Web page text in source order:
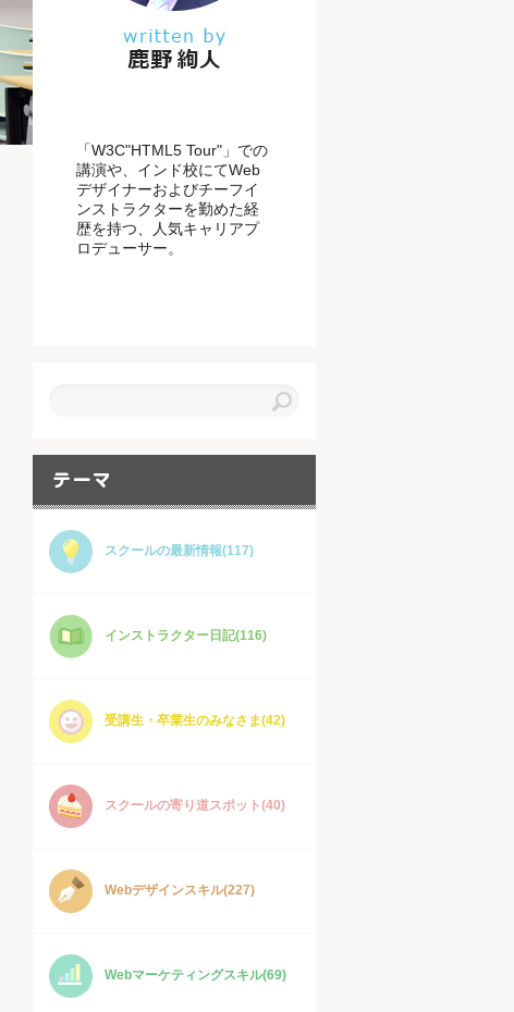
「W3C"HTML5 Tour"」での
講演や、インド校にてWeb
デザイナーおよびチーフイ
ンストラクターを勤めた経
歴を持つ、人気キャリアプ
ロデューサー。
スクールの最新情報(117)
インストラクター日記(116)
受講生・卒業生のみなさま(42)
スクールの寄り道スポット(40)
Webデザインスキル(227)
Webマーケティングスキル(69)